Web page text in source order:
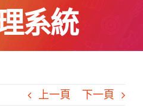
系統
上一頁 下一頁